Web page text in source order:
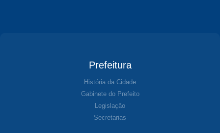
Prefeitura
História da Cidade
Gabinete do Prefeito
Legislação
Secretarias